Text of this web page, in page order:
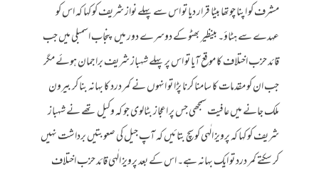
مشرف کو اپنا چوتھا بیٹا قرار دیا تو اس سے پہلے نواز شریف کو کہا کہ اس کو
عہدے سے ہٹاؤ۔ بینظیر بھٹو کے دوسرے دور میں پنجاب اسمبلی میں جب
قائد حزب اختلاف کا موقع آیا تو اس پر پہلے شہباز شریف براجمان ہوئے مگر
جب ان کو مقدمات کا سامنا کرنا پڑا تو انہوں نے کمر درد کا بہانہ بنا کر بیرون
ملک جانے میں عافیت سمجھی جس پر اعجاز بٹالوی جو کہ وکیل تھے نے شہباز
شریف کو کہا کہ پرویز الٰہی کو سچ بتائیں کہ آپ جیل کی صعوبتیں برداشت نہیں
کر سکتے کمر درد تو ایک بہانہ ہے۔ اس کے بعد پرویز الٰہی قائد حزب اختلاف